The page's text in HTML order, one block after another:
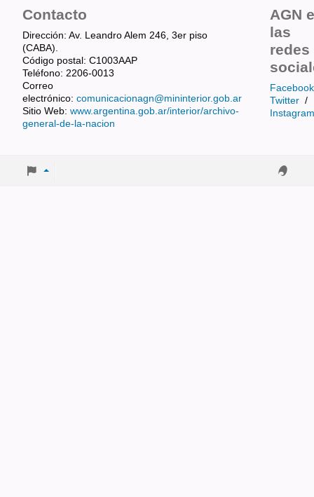
Contacto
Dirección: Av. Leandro Alem 246, 3er piso
(CABA).
Código postal: C1003AAP
Teléfono: 2206-0013
Correo
electrónico: comunicacionagn@mininterior.gob.ar
Sitio Web: www.argentina.gob.ar/interior/archivo-
general-de-la-nacion
AGN
las
redes
Facebook
Twitter /
Instagram